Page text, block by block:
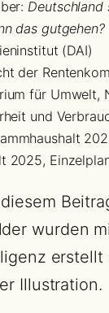
das gutgehen?
(DAI)
der
für Umwelt,
und
2025,
wurden
erstellt
Illustration.